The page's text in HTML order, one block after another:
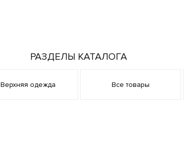
РАЗДЕЛЫ КАТАЛОГА
Верхняя одежда Все товары